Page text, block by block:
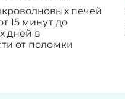
печей
15 минут до
дней в
от поломки